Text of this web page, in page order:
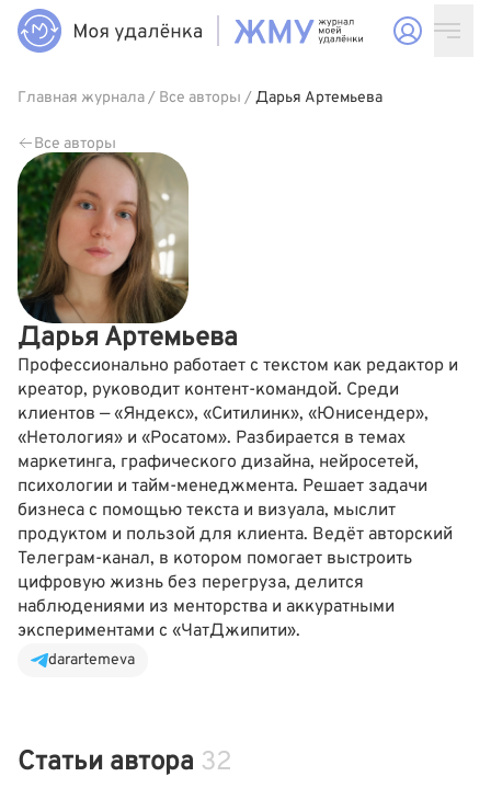
Главная журнала/ Все авторы /Дарья Артемьева
Все авторы
Дарья Артемьева
Профессионально работает с текстом как редактор и
креатор, руководит контент-командой. Среди
клиентов — «Яндекс», «Ситилинк», «Юнисендер»,
«Нетология» и «Росатом». Разбирается в темах
маркетинга, графического дизайна, нейросетей,
психологии и тайм-менеджмента. Решает задачи
бизнеса с помощью текста и визуала, мыслит
продуктом и пользой для клиента. Ведёт авторский
Телеграм-канал, в котором помогает выстроить
цифровую жизнь без перегруза, делится
наблюдениями из менторства и аккуратными
экспериментами с «ЧатДжипити».
darartemeva
Статьи автора 32